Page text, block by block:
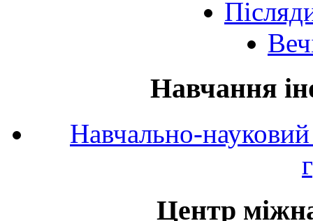
Навчання
Навчально-
Центр